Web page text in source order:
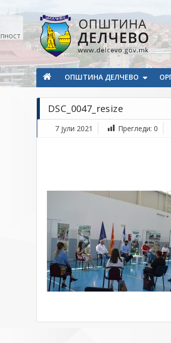
Општина Делчево
Општина Делчево
ОПШТИНА ДЕЛЧЕВО
DSC_0047_resize
7 јули 2021 Прегледи: 0